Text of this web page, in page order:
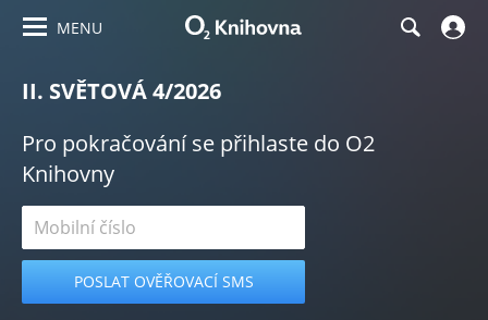
MENU
II. SVĚTOVÁ 4/2026
Pro pokračování se přihlaste do O2
Knihovny